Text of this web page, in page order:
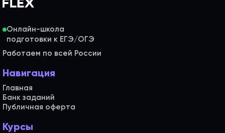
Онлайн-школа
Работаем по всей России
Навигация
Главная
Банк заданий
Публичная оферта
Курсы